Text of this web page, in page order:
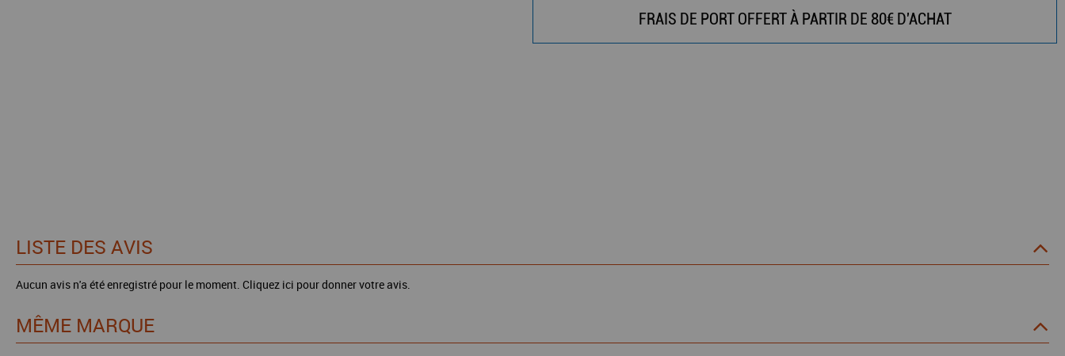
FRAIS DE PORT OFFERT À PARTIR DE 80€ D'ACHAT
LISTE DES AVIS
Aucun avis n'a été enregistré pour le moment. Cliquez ici pour donner votre avis.
MÊME MARQUE